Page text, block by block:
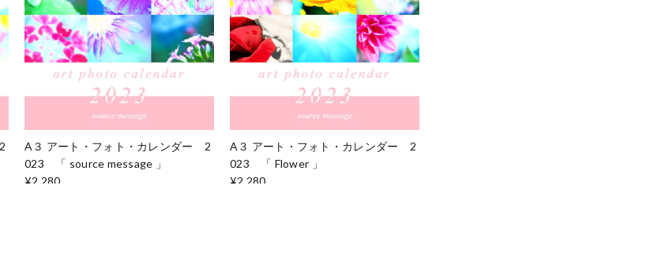
A３ アート・フォト・カレンダー 2
023 「 source message 」
¥2,280
A３ アート・フォト・カレンダー 2
023 「 Flower 」
¥2,280